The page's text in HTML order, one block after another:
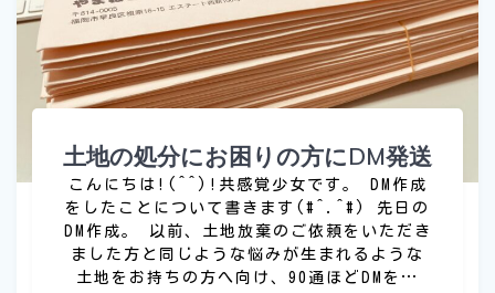
土地の処分にお困りの方にDM発送
こんにちは!(^^)!共感覚少女です。 DM作成
をしたことについて書きます(#^.^#) 先日の
DM作成。 以前、土地放棄のご依頼をいただき
ました方と同じような悩みが生まれるような
土地をお持ちの方へ向け、90通ほどDMを…